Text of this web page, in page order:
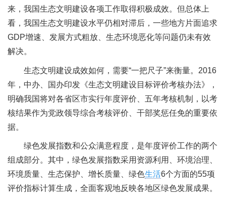
来，我国生态文明建设各项工作取得积极成效。但总体上
看，我国生态文明建设水平仍相对滞后，一些地方片面追求
GDP增速、发展方式粗放、生态环境恶化等问题仍未有效
解决。
生态文明建设成效如何，需要“一把尺子”来衡量。2016
年，中办、国办印发《生态文明建设目标评价考核办法》，
明确我国将对各省区市实行年度评价、五年考核机制，以考
核结果作为党政领导综合考核评价、干部奖惩任免的重要依
据。
绿色发展指数和公众满意程度，是年度评价工作的两个
组成部分。其中，绿色发展指数采用资源利用、环境治理、
环境质量、生态保护、增长质量、绿色生活6个方面的55项
评价指标计算生成，全面客观地反映各地区绿色发展成果。